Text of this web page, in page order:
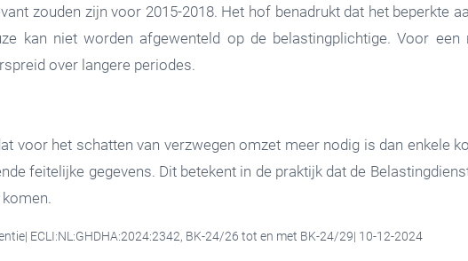
zouden zijn voor 2015-2018. Het hof benadrukt dat het beperkte
kan niet worden afgewenteld op de belastingplichtige. Voor
over langere periodes.
voor het schatten van verzwegen omzet meer nodig is dan enkele
feitelijke gegevens. Dit betekent in de praktijk dat de
ECLI:NL:GHDHA:2024:2342, BK-24/26 tot en met BK-24/29| 10-12-2024